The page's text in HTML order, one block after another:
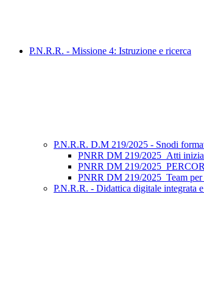
P.N.R.R. - Missione 4: Istruzione e ricerca
P.N.R.R. D.M 219/2025 - Snodi
PNRR DM 219/2025_Atti
PNRR DM 219/
PNRR DM 219/2025_Team
P.N.R.R. - Didattica digitale integrata